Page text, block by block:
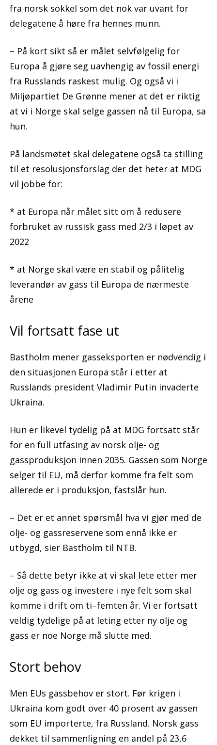
fra norsk sokkel som det nok var uvant for
delegatene å høre fra hennes munn.
– På kort sikt så er målet selvfølgelig for
Europa å gjøre seg uavhengig av fossil energi
fra Russlands raskest mulig. Og også vi i
Miljøpartiet De Grønne mener at det er riktig
at vi i Norge skal selge gassen nå til Europa, sa
hun.
På landsmøtet skal delegatene også ta stilling
til et resolusjonsforslag der det heter at MDG
vil jobbe for:
* at Europa når målet sitt om å redusere
forbruket av russisk gass med 2/3 i løpet av
2022
* at Norge skal være en stabil og pålitelig
leverandør av gass til Europa de nærmeste
årene
Vil fortsatt fase ut
Bastholm mener gasseksporten er nødvendig i
den situasjonen Europa står i etter at
Russlands president Vladimir Putin invaderte
Ukraina.
Hun er likevel tydelig på at MDG fortsatt står
for en full utfasing av norsk olje- og
gassproduksjon innen 2035. Gassen som Norge
selger til EU, må derfor komme fra felt som
allerede er i produksjon, fastslår hun.
– Det er et annet spørsmål hva vi gjør med de
olje- og gassreservene som ennå ikke er
utbygd, sier Bastholm til NTB.
– Så dette betyr ikke at vi skal lete etter mer
olje og gass og investere i nye felt som skal
komme i drift om ti–femten år. Vi er fortsatt
veldig tydelige på at leting etter ny olje og
gass er noe Norge må slutte med.
Stort behov
Men EUs gassbehov er stort. Før krigen i
Ukraina kom godt over 40 prosent av gassen
som EU importerte, fra Russland. Norsk gass
dekket til sammenligning en andel på 23,6